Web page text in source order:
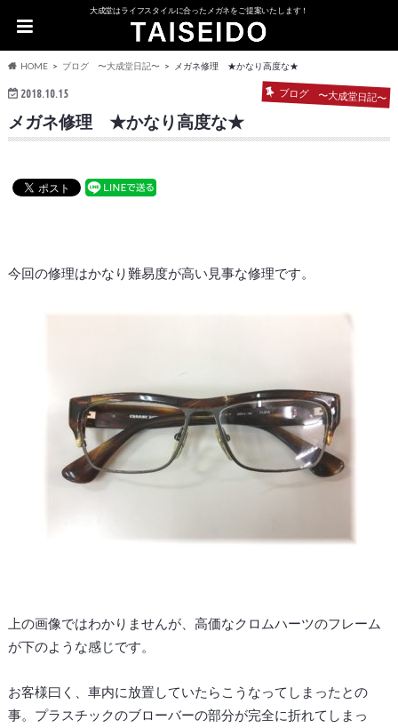
大成堂はライフスタイルに合ったメガネをご提案いたします！
HOME ブログ 〜大成堂日記〜 メガネ修理 ★かなり高度な★
2018.10.15 ブログ 〜大成堂日記〜
メガネ修理 ★かなり高度な★
今回の修理はかなり難易度が高い見事な修理です。
上の画像ではわかりませんが、高価なクロムハーツのフレーム
が下のような感じです。
お客様曰く、車内に放置していたらこうなってしまったとの
事。プラスチックのブローバーの部分が完全に折れてしまっ